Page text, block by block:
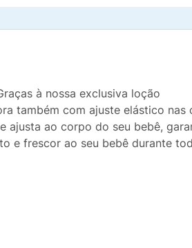
à nossa exclusiva loção
também com ajuste elástico nas
ajusta ao corpo do seu bebê,
e frescor ao seu bebê durante